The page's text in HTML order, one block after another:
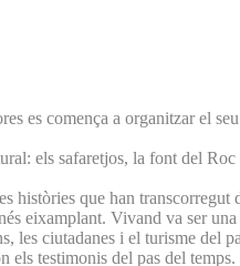
es comença a organitzar el
els safaretjos, la font del
històries que han transcorregut
eixamplant. Vivand va ser
les ciutadanes i el turisme del
testimonis del pas del temps.